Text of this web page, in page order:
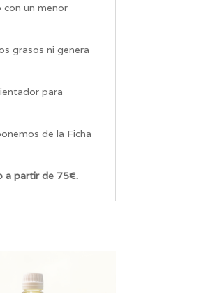
un menor
grasos ni genera
para
de la Ficha
a partir de 75€.